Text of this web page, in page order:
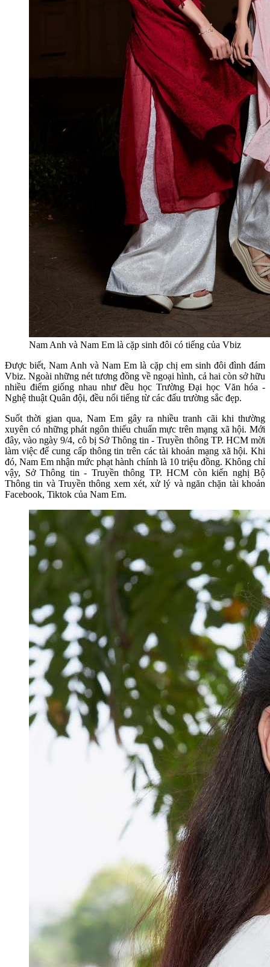
Nam Anh và Nam Em là cặp sinh đôi có tiếng của Vbiz
Được biết, Nam Anh và Nam Em là cặp chị em sinh đôi đình đám
Vbiz. Ngoài những nét tương đồng về ngoại hình, cả hai còn sở hữu
nhiều điểm giống nhau như đều học Trường Đại học Văn hóa -
Nghệ thuật Quân đội, đều nổi tiếng từ các đấu trường sắc đẹp.
Suốt thời gian qua, Nam Em gây ra nhiều tranh cãi khi thường
xuyên có những phát ngôn thiếu chuẩn mực trên mạng xã hội. Mới
đây, vào ngày 9/4, cô bị Sở Thông tin - Truyền thông TP. HCM mời
làm việc để cung cấp thông tin trên các tài khoản mạng xã hội. Khi
đó, Nam Em nhận mức phạt hành chính là 10 triệu đồng. Không chỉ
vậy, Sở Thông tin - Truyền thông TP. HCM còn kiến nghị Bộ
Thông tin và Truyền thông xem xét, xử lý và ngăn chặn tài khoản
Facebook, Tiktok của Nam Em.